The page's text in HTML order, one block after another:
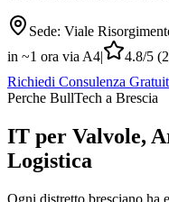
Sede: Viale
in ~1 ora via A4|
4.8/5
Richiedi Consulenza
Perche BullTech a Brescia
IT per Valvole,
Logistica
Ogni distretto bresciano ha